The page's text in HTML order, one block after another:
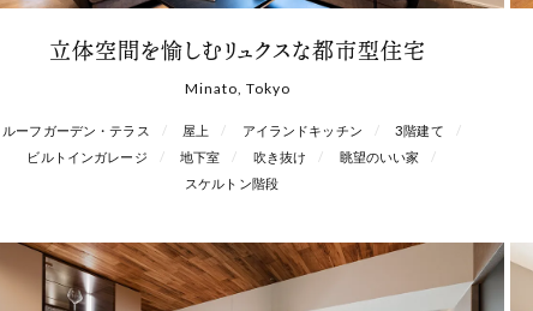
立体空間を愉しむリュクスな都市型住宅
Minato, Tokyo
ルーフガーデン・テラス 屋上 アイランドキッチン
3階建て
ビルトインガレージ
地下室 吹き抜け
眺望のいい家
スケルトン階段